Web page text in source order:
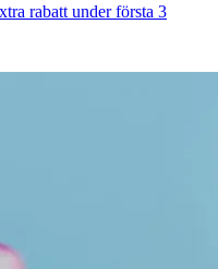
rabatt under första 3